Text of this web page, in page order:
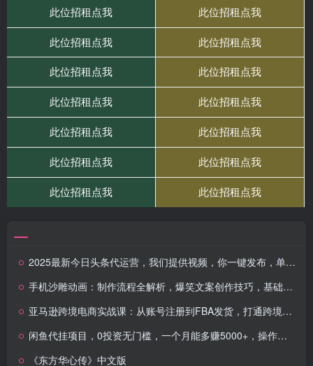
2025最新今日头条代运营，我们提供视频，你一键发布，单号月入1W
手机沙雕动画：制作流程全解析，爆笑文案创作技巧，基础软件操作指南
亚马逊跨境电商实战课：从账号注册到FBA发货，打通跨境盈利全链路
闲鱼代挂项目，0投资无门槛，一个月能多赚5000+，操作简单可批量操作
《东方华心传》中文版